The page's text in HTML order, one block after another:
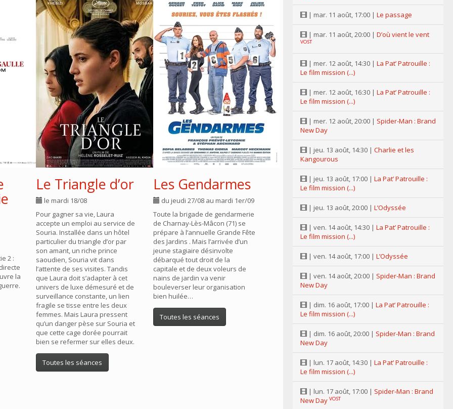
2 :
la
Le Triangle d’or
le mardi 18/08
Pour gagner sa vie, Laura
accepte un emploi au service de
Souria. Installée dans un hôtel
particulier du triangle d’or par
son amant, un riche prince
saoudien, Souria vit dans
l’attente de ses visites. Tandis
que Laura doit s’adapter à cet
univers de luxe démesuré et de
surveillance constante, un lien
fragile se tisse entre les deux
femmes. Mais Laura pressent
qu’un danger pèse sur Souria et
que cette cage dorée pourrait
bien se refermer sur elles deux.
Toutes les séances
Les Gendarmes
du jeudi 27/08 au mardi 1er/09
Toute la brigade de gendarmerie
de Charnay-Lès-Mâcon (71) se
prépare à l’annuelle Grande Fête
des Jardins . Mais l’arrivée d’un
jeune stagiaire désinvolte
débarqué tout droit de la
capitale et de deux voleurs de
nains de jardin va venir
bouleverser leur organisation
bien huilée…
Toutes les séances
| mar. 11 août, 17:00 | Le passage
| mar. 11 août, 20:00 | D’où vient le vent
VOST
| mer. 12 août, 14:30 | La Pat’ Patrouille :
Le film mission (...)
| mer. 12 août, 16:30 | La Pat’ Patrouille :
Le film mission (...)
| mer. 12 août, 20:00 | Spider-Man : Brand
New Day
| jeu. 13 août, 14:30 | Charlie et les
Kangourous
| jeu. 13 août, 17:00 | La Pat’ Patrouille :
Le film mission (...)
| jeu. 13 août, 20:00 | L’Odyssée
| ven. 14 août, 14:30 | La Pat’ Patrouille :
Le film mission (...)
| ven. 14 août, 17:00 | L’Odyssée
| ven. 14 août, 20:00 | Spider-Man : Brand
New Day
| dim. 16 août, 17:00 | La Pat’ Patrouille :
Le film mission (...)
| dim. 16 août, 20:00 | Spider-Man : Brand
New Day
| lun. 17 août, 14:30 | La Pat’ Patrouille :
Le film mission (...)
| lun. 17 août, 17:00 | Spider-Man : Brand
New Day VOST